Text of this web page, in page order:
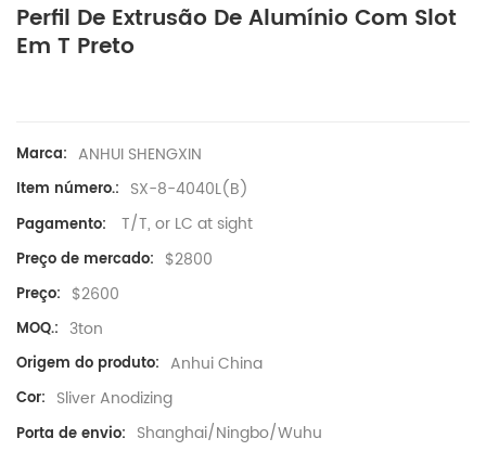
Perfil De Extrusão De Alumínio Com Slot
Em T Preto
Marca: ANHUI SHENGXIN
Item número.: SX-8-4040L(B)
Pagamento: T/T, or LC at sight
Preço de mercado: $2800
Preço: $2600
MOQ.: 3ton
Origem do produto: Anhui China
Cor: Sliver Anodizing
Porta de envio: Shanghai/Ningbo/Wuhu